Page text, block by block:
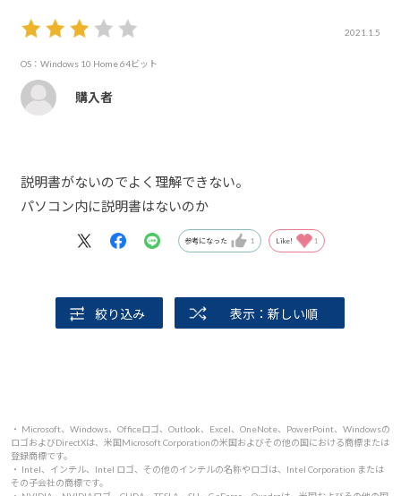
2021.1.5
OS：Windows 10 Home 64ビット
購入者
説明書がないのでよく理解できない。
パソコン内に説明書はないのか
参考になった 1 Like! 1
絞り込み 表示：新しい順
・ Microsoft、Windows、Officeロゴ、Outlook、Excel、OneNote、PowerPoint、Windowsの
ロゴおよびDirectXは、米国Microsoft Corporationの米国およびその他の国における商標または
登録商標です。
・ Intel、インテル、Intel ロゴ、その他のインテルの名称やロゴは、Intel Corporation または
その子会社の商標です。